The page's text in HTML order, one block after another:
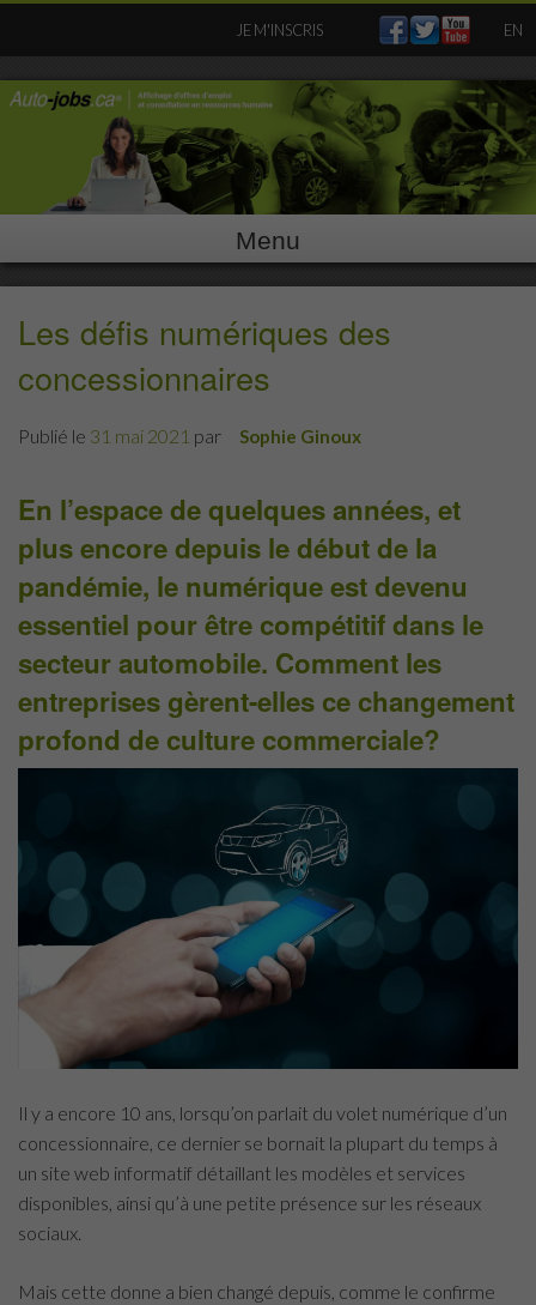
JE M'INSCRIS EN
Menu
Les défis numériques des
concessionnaires
Publié le 31 mai 2021 par Sophie Ginoux
En l’espace de quelques années, et
plus encore depuis le début de la
pandémie, le numérique est devenu
essentiel pour être compétitif dans le
secteur automobile. Comment les
entreprises gèrent-elles ce changement
profond de culture commerciale?
Il y a encore 10 ans, lorsqu’on parlait du volet numérique d’un
concessionnaire, ce dernier se bornait la plupart du temps à
un site web informatif détaillant les modèles et services
disponibles, ainsi qu’à une petite présence sur les réseaux
sociaux.
Mais cette donne a bien changé depuis, comme le confirme